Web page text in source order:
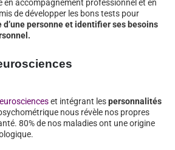
en accompagnement professionnel et en
de développer les bons tests pour
d’une personne et identifier ses besoins
et intégrant lespersonnalités
nous révèle nos propres
80% de nos maladies ont une origine